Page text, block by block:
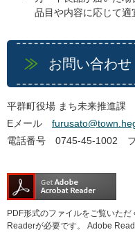
品目や内容に応じて適
お問い合わせ
平群町役場 まち未来推進課
Eメール
電話番号 0745-45-1002
PDF形式のファイルをご覧いた
Readerが必要です。
Adobe